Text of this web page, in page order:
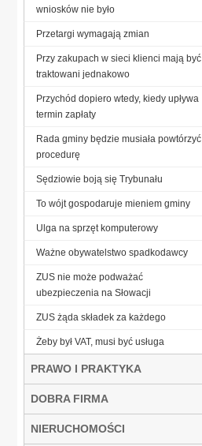
wniosków nie było
Przetargi wymagają zmian
Przy zakupach w sieci klienci mają być
traktowani jednakowo
Przychód dopiero wtedy, kiedy upływa
termin zapłaty
Rada gminy będzie musiała powtórzyć
procedurę
Sędziowie boją się Trybunału
To wójt gospodaruje mieniem gminy
Ulga na sprzęt komputerowy
Ważne obywatelstwo spadkodawcy
ZUS nie może podważać
ubezpieczenia na Słowacji
ZUS żąda składek za każdego
Żeby był VAT, musi być usługa
PRAWO I PRAKTYKA
DOBRA FIRMA
NIERUCHOMOŚCI